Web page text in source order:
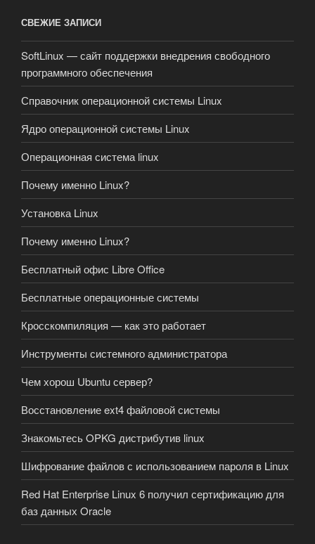
СВЕЖИЕ ЗАПИСИ
SoftLinux — сайт поддержки внедрения свободного
программного обеспечения
Справочник операционной системы Linux
Ядро операционной системы Linux
Операционная система linux
Почему именно Linux?
Установка Linux
Почему именно Linux?
Бесплатный офис Libre Office
Бесплатные операционные системы
Кросскомпиляция — как это работает
Инструменты системного администратора
Чем хорош Ubuntu сервер?
Восстановление ext4 файловой системы
Знакомьтесь OPKG дистрибутив linux
Шифрование файлов с использованием пароля в Linux
Red Hat Enterprise Linux 6 получил сертификацию для
баз данных Oracle